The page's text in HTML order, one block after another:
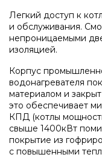
Настенные
Настенные
Vaillant
Напольные
Легкий доступ к
и обслуживания.
непроницаемыми
изоляцией.
Корпус
водонагревателя
материалом и
это обеспечивает
КПД (котлы
свыше 1400кВт
покрытие из
с повышенными